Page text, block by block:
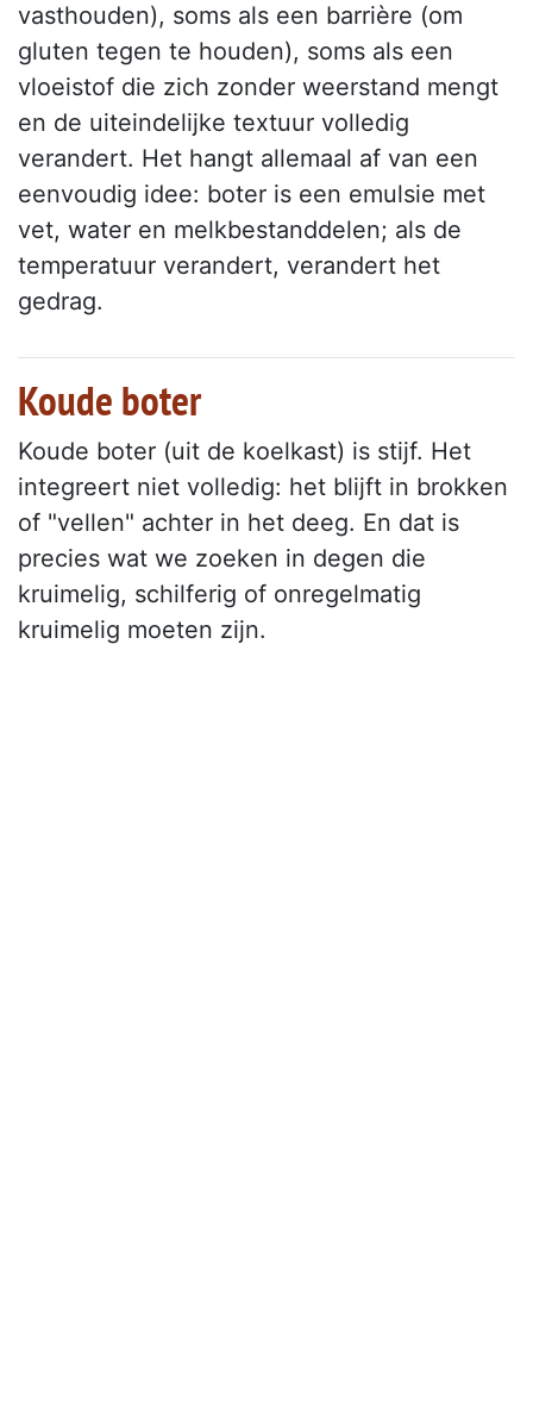
vasthouden), soms als een barrière (om
gluten tegen te houden), soms als een
vloeistof die zich zonder weerstand mengt
en de uiteindelijke textuur volledig
verandert. Het hangt allemaal af van een
eenvoudig idee: boter is een emulsie met
vet, water en melkbestanddelen; als de
temperatuur verandert, verandert het
gedrag.
Koude boter
Koude boter (uit de koelkast) is stijf. Het
integreert niet volledig: het blijft in brokken
of "vellen" achter in het deeg. En dat is
precies wat we zoeken in degen die
kruimelig, schilferig of onregelmatig
kruimelig moeten zijn.